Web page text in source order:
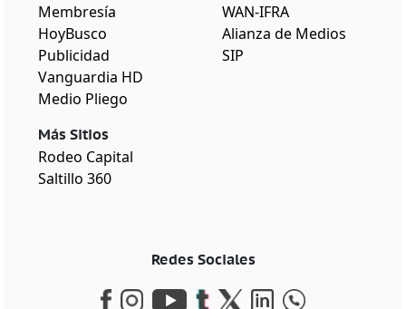
Membresía
HoyBusco
Publicidad
Vanguardia HD
Medio Pliego
Más Sitios
Rodeo Capital
Saltillo 360
WAN-IFRA
Alianza de Medios
SIP
Redes Sociales